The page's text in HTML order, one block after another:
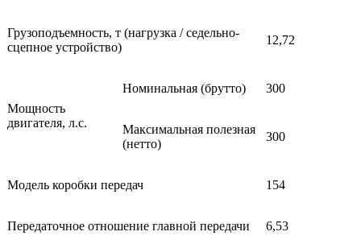
Грузоподъемность, т (нагрузка / седельно-
сцепное устройство)
12,72
Мощность
двигателя, л.с.
Номинальная (брутто) 300
Максимальная полезная
(нетто)
300
Модель коробки передач 154
Передаточное отношение главной передачи 6,53